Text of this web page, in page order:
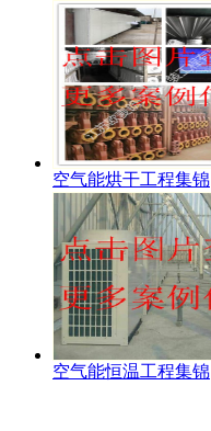
空气能烘干工程集锦
空气能恒温工程集锦